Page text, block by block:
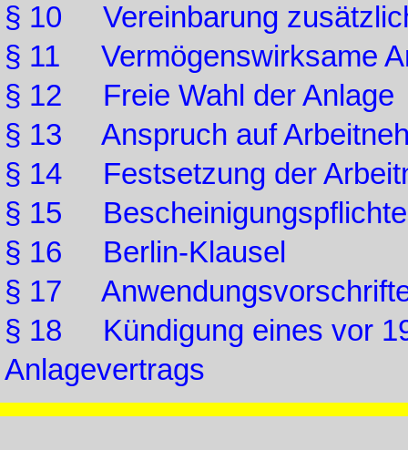
§ 10 Vereinbarung
§ 11 Vermögenswirksame
§ 12 Freie Wahl der Anlage
§ 13 Anspruch auf
§ 14 Festsetzung der
§ 15
§ 16 Berlin-Klausel
§ 17
§ 18 Kündigung eines vor
Anlagevertrags